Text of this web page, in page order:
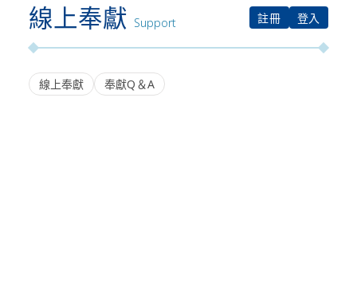
檔案下載
聖靈月刊
線上奉獻 Support 註冊 登入
線上奉獻 奉獻Q＆A